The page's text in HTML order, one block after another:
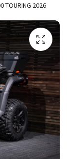
TOURING 2026